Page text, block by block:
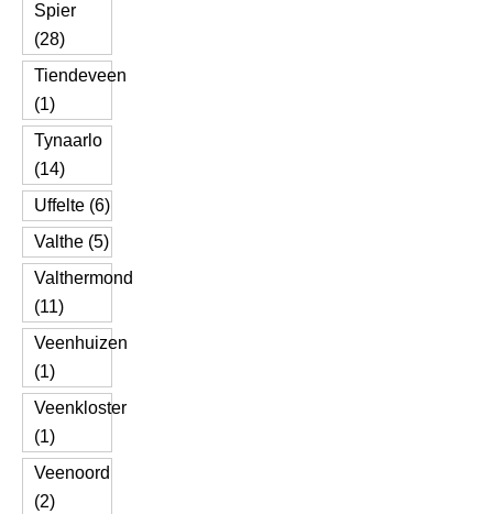
Spier
(28)
Tiendeveen
(1)
Tynaarlo
(14)
Uffelte (6)
Valthe (5)
Valthermond
(11)
Veenhuizen
(1)
Veenkloster
(1)
Veenoord
(2)